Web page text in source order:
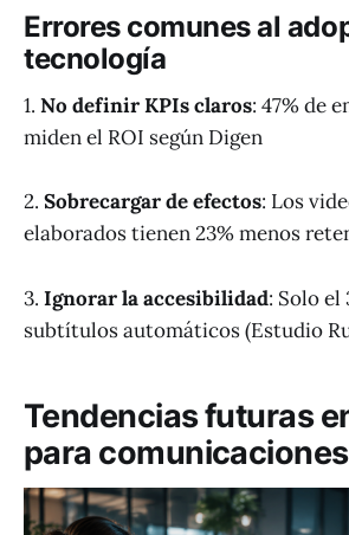
Errores comunes al
tecnología
1. No definir KPIs claros: 47% de
miden el ROI según Digen
2. Sobrecargar de efectos: Los
elaborados tienen 23% menos
3. Ignorar la accesibilidad: Solo el
subtítulos automáticos (Estudio
Tendencias futuras
para